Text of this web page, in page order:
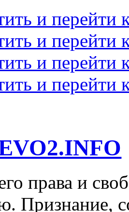
и перейти
и перейти
и перейти
и перейти
права и
Признание,